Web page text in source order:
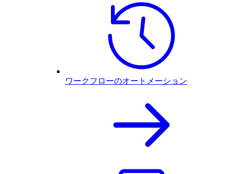
ワークフローのオートメーション